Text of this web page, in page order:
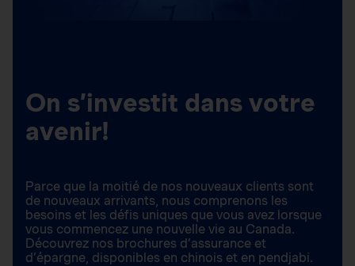
On s’investit dans votre
avenir!
Parce que la moitié de nos nouveaux clients sont
de nouveaux arrivants, nous comprenons les
besoins et les défis uniques que vous avez lorsque
vous commencez une nouvelle vie au Canada.
Découvrez nos brochures d’assurance et
d’épargne, disponibles en chinois et en pendjabi.